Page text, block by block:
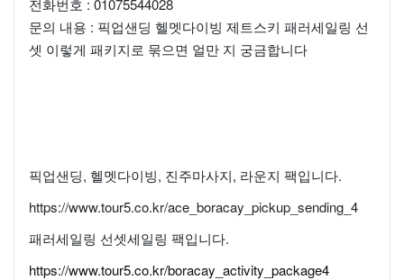
전화번호 : 01075544028
문의 내용 : 픽업샌딩 헬멧다이빙 제트스키 패러세일링 선
셋 이렇게 패키지로 묶으면 얼만 지 궁금합니다
픽업샌딩, 헬멧다이빙, 진주마사지, 라운지 팩입니다.
https://www.tour5.co.kr/ace_boracay_pickup_sending_4
패러세일링 선셋세일링 팩입니다.
https://www.tour5.co.kr/boracay_activity_package4